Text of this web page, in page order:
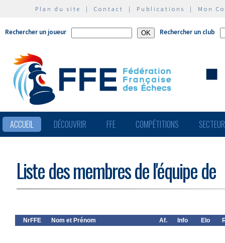
Plan du site | Contact | Publications | Mon
Rechercher un joueur Rechercher un club
ACCUEIL DÉCOUVRIR FFE COMPÉTITIONS
Liste des membres de l'équipe de
NrFFE Nom et Prénom Af. Info Elo